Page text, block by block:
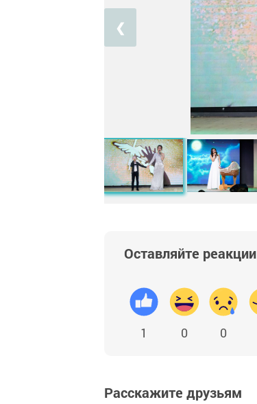
❮
Оставляйте реакции
1 0 0
Расскажите друзьям